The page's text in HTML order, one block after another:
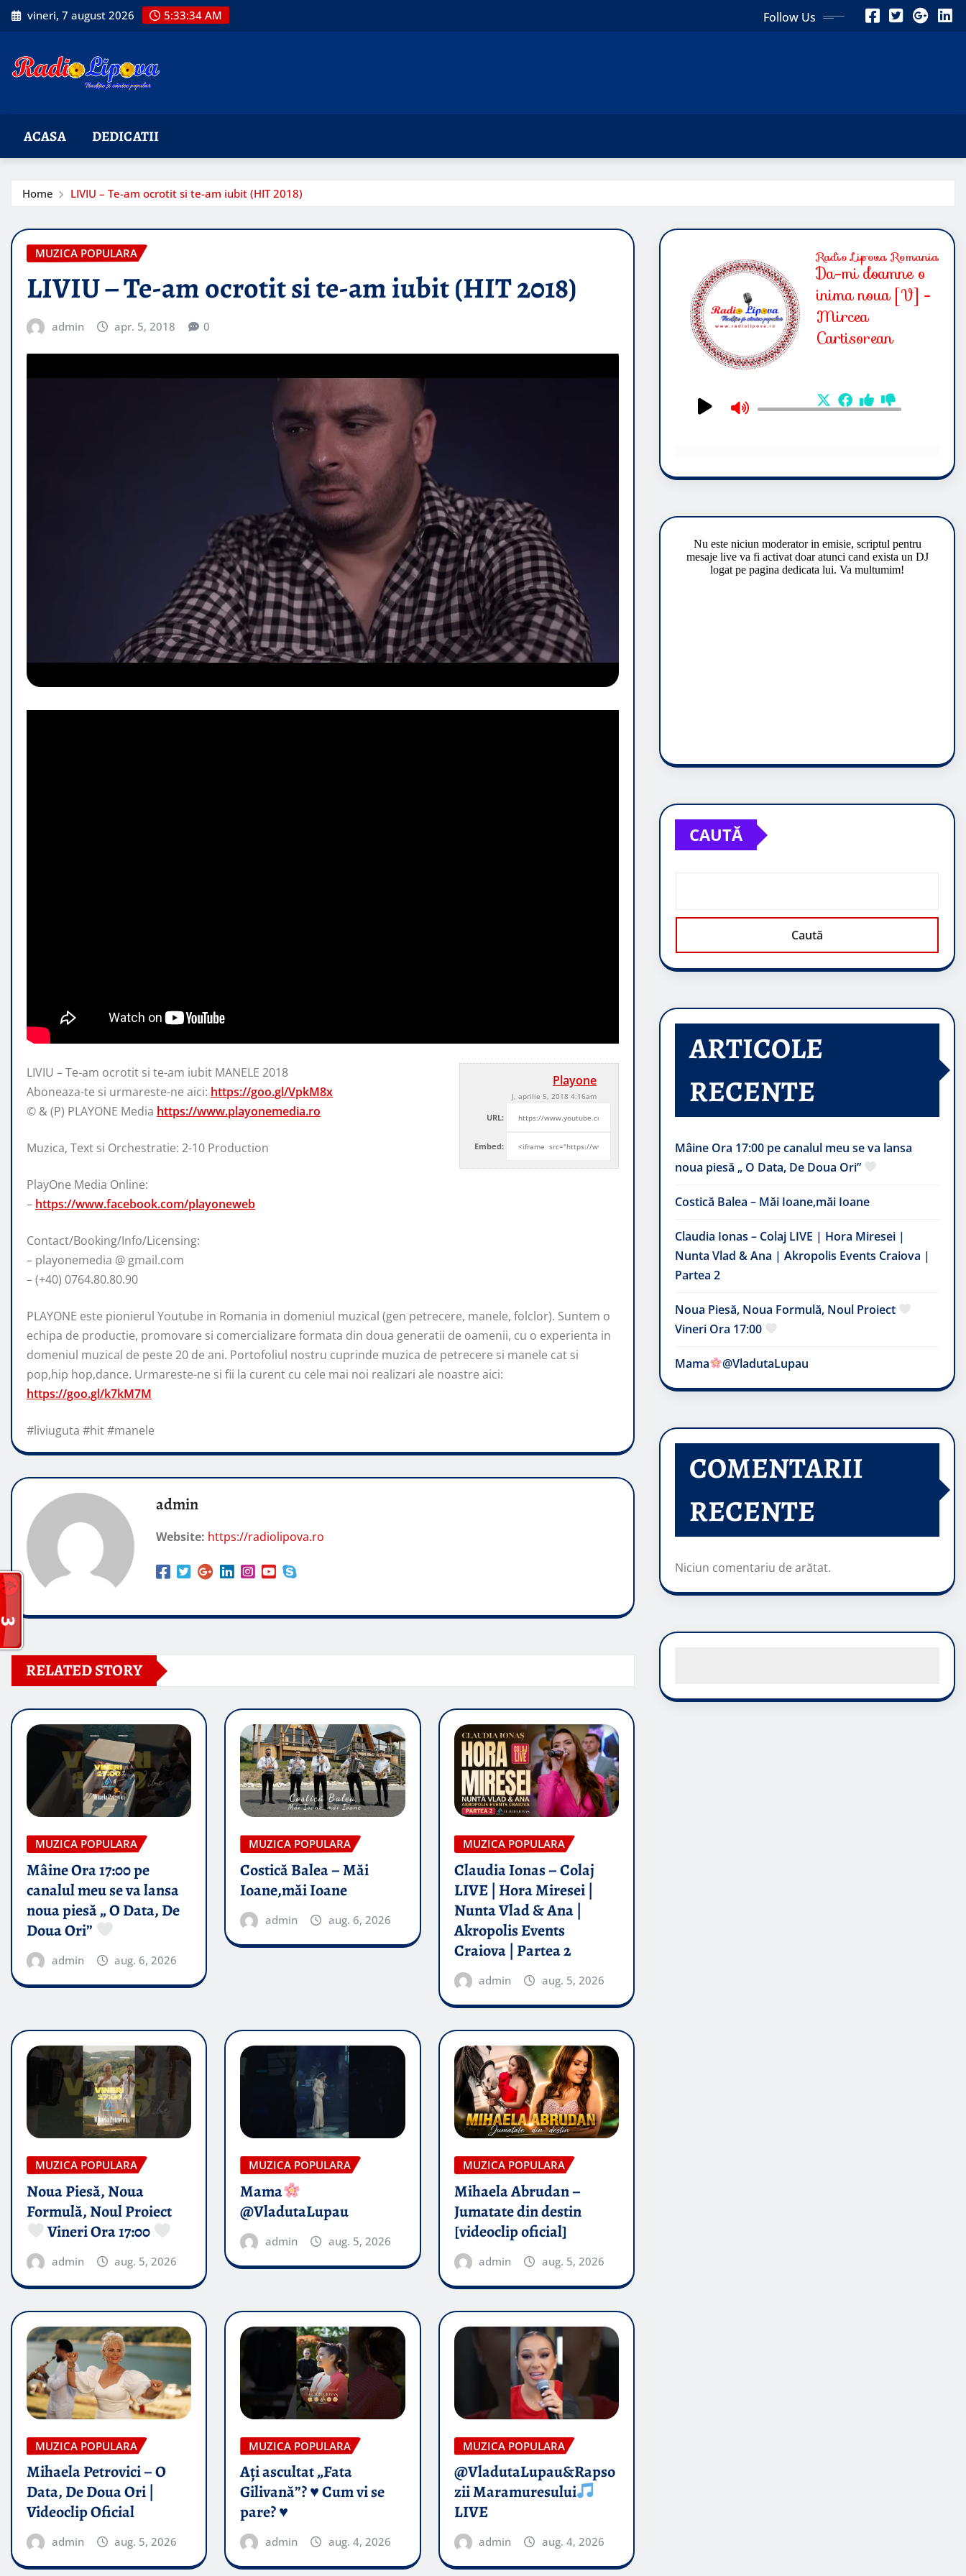
Skip
to
vineri, 7 august 2026 5:33:35 AM Follow Us
ACASA DEDICATII
Home LIVIU – Te-am ocrotit si te-am iubit (HIT 2018)
MUZICA POPULARA
LIVIU – Te-am ocrotit si te-am iubit (HIT 2018)
admin apr. 5, 2018 0
Playone
J, aprilie 5, 2018 4:16am
URL:
Embed:
LIVIU – Te-am ocrotit si te-am iubit MANELE 2018
Aboneaza-te si urmareste-ne aici: https://goo.gl/VpkM8x
© & (P) PLAYONE Media https://www.playonemedia.ro
Muzica, Text si Orchestratie: 2-10 Production
PlayOne Media Online:
– https://www.facebook.com/playoneweb
Contact/Booking/Info/Licensing:
– playonemedia @ gmail.com
– (+40) 0764.80.80.90
PLAYONE este pionierul Youtube in Romania in domeniul muzical (gen petrecere, manele, folclor). Suntem o
echipa de productie, promovare si comercializare formata din doua generatii de oamenii, cu o experienta in
domeniul muzical de peste 20 de ani. Portofoliul nostru cuprinde muzica de petrecere si manele cat si
pop,hip hop,dance. Urmareste-ne si fii la curent cu cele mai noi realizari ale noastre aici:
https://goo.gl/k7kM7M
#liviuguta #hit #manele
admin
Website: https://radiolipova.ro
RELATED STORY
MUZICA POPULARA
Mâine Ora 17:00 pe
canalul meu se va lansa
noua piesă „ O Data, De
Doua Ori”
admin aug. 6, 2026
MUZICA POPULARA
Costică Balea – Măi
Ioane,măi Ioane
admin aug. 6, 2026
MUZICA POPULARA
Claudia Ionas – Colaj
LIVE | Hora Miresei |
Nunta Vlad & Ana |
Akropolis Events
Craiova | Partea 2
admin aug. 5, 2026
MUZICA POPULARA
Noua Piesă, Noua
Formulă, Noul Proiect
Vineri Ora 17:00
admin aug. 5, 2026
MUZICA POPULARA
Mama
@VladutaLupau
admin aug. 5, 2026
MUZICA POPULARA
Mihaela Abrudan –
Jumatate din destin
[videoclip oficial]
admin aug. 5, 2026
MUZICA POPULARA
Mihaela Petrovici – O
Data, De Doua Ori |
Videoclip Oficial
admin aug. 5, 2026
MUZICA POPULARA
Ați ascultat „Fata
Gilivană”? ♥️ Cum vi se
pare? ♥️
admin aug. 4, 2026
MUZICA POPULARA
@VladutaLupau&Rapso
zii Maramuresului
LIVE
admin aug. 4, 2026
CAUTĂ
Caută
ARTICOLE
RECENTE
Mâine Ora 17:00 pe canalul meu se va lansa
noua piesă „ O Data, De Doua Ori”
Costică Balea – Măi Ioane,măi Ioane
Claudia Ionas – Colaj LIVE | Hora Miresei |
Nunta Vlad & Ana | Akropolis Events Craiova |
Partea 2
Noua Piesă, Noua Formulă, Noul Proiect
Vineri Ora 17:00
Mama @VladutaLupau
COMENTARII
RECENTE
Niciun comentariu de arătat.